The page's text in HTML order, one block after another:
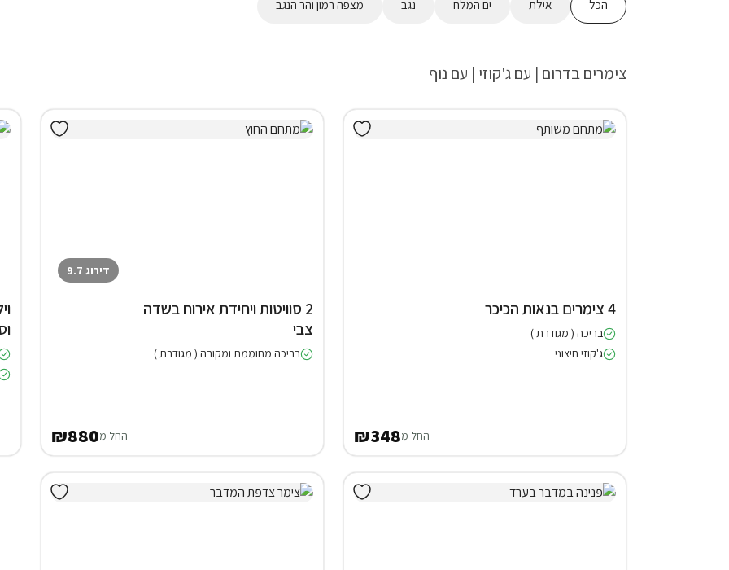
הכל אילת ים המלח נגב מצפה רמון והר הנגב
צימרים בדרום | עם ג'קוזי | עם נוף
4 צימרים בנאות הכיכר
בריכה ( מגודרת )
ג'קוזי חיצוני
החל מ₪348
דירוג 9.7
2 סוויטות ויחידת אירוח בשדה
צבי
בריכה מחוממת ומקורה ( מגודרת )
החל מ₪880